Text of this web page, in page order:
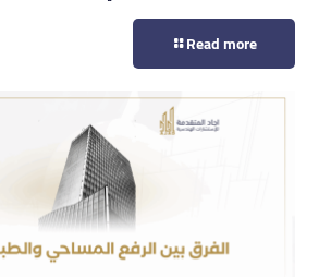
Read more